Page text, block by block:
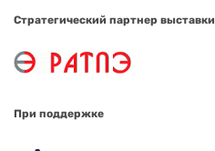
Стратегический партнер выставки
При поддержке